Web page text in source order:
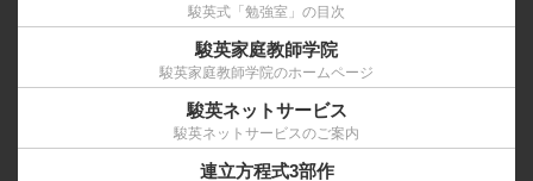
駿英式「勉強室」の目次
駿英家庭教師学院
駿英家庭教師学院のホームページ
駿英ネットサービス
駿英ネットサービスのご案内
連立方程式3部作